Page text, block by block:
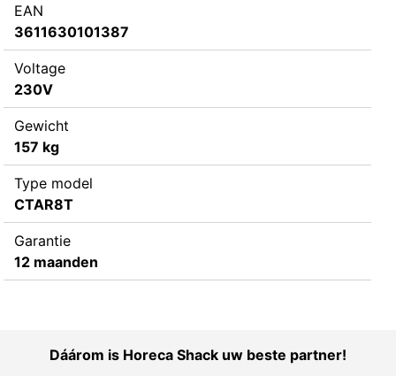
EAN
3611630101387
Voltage
230V
Gewicht
157 kg
Type model
CTAR8T
Garantie
12 maanden
Dáárom is Horeca Shack uw beste partner!